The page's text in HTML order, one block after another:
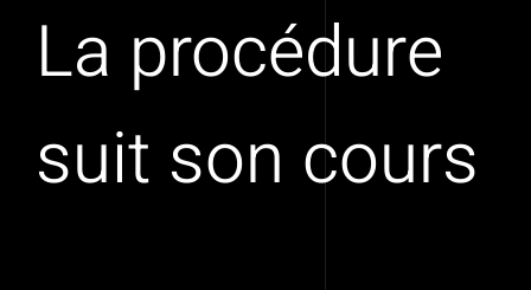
La procédure
suit son cours